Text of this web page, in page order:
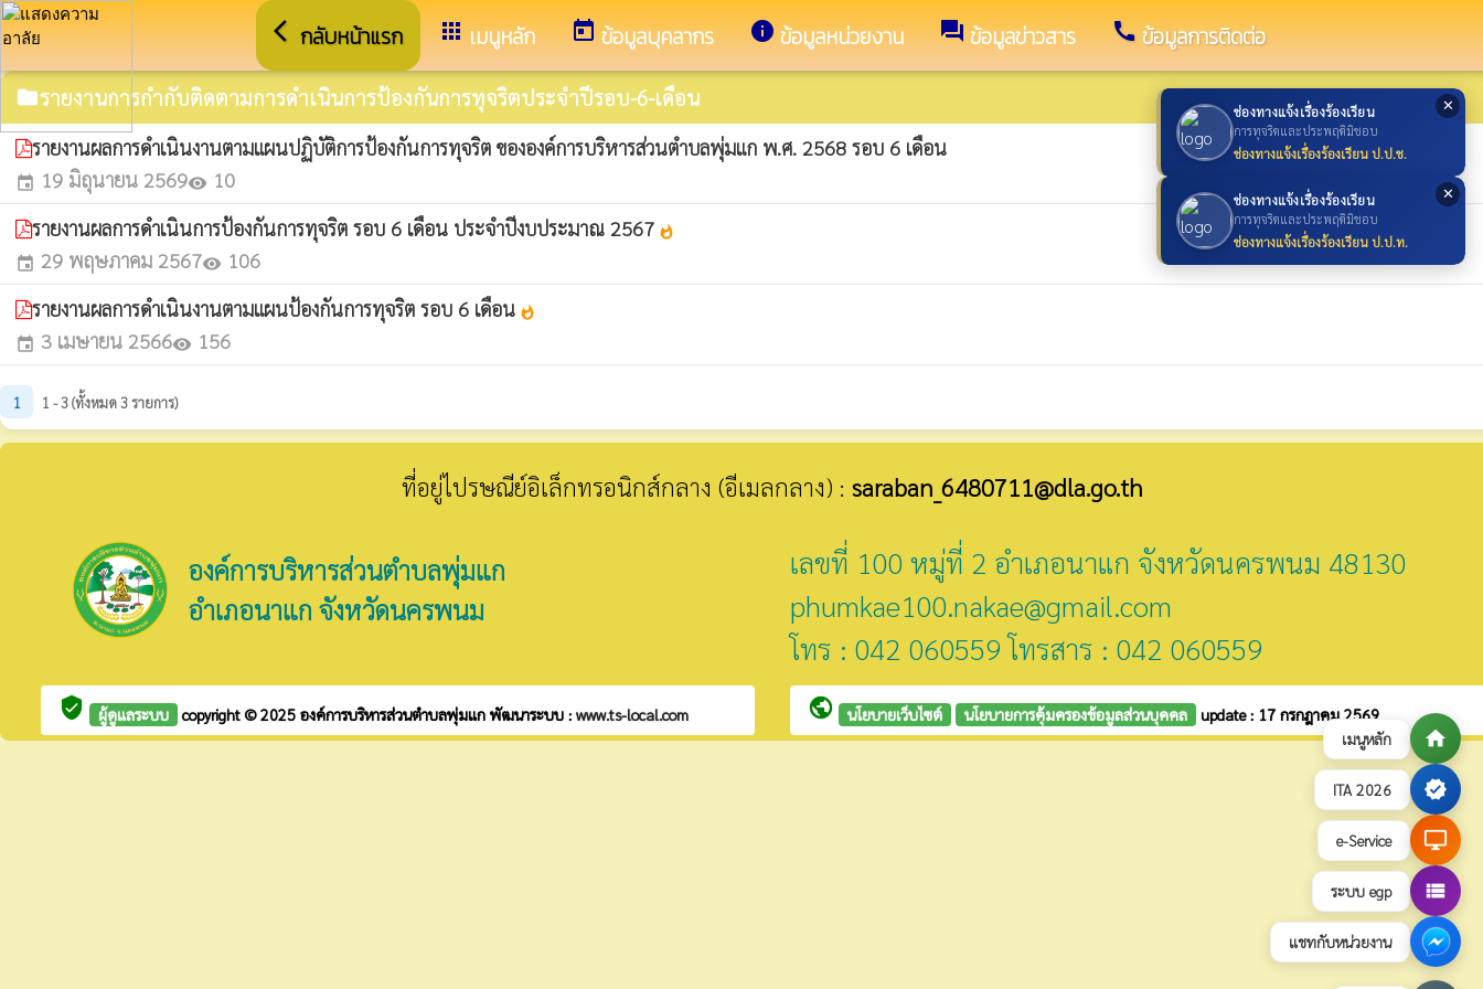
เมนูหลัก home
ITA 2026 verified
e-Service desktop_windows
ระบบ egp view_list
แชทกับหน่วยงาน
✕
ช่องทางแจ้งเรื่องร้องเรียน
การทุจริตและประพฤติมิชอบ
ช่องทางแจ้งเรื่องร้องเรียน ป.ป.ช.
✕
ช่องทางแจ้งเรื่องร้องเรียน
การทุจริตและประพฤติมิชอบ
ช่องทางแจ้งเรื่องร้องเรียน ป.ป.ท.
arrow_back_ios กลับหน้าแรก appsเมนูหลัก todayข้อมูลบุคลากร infoข้อมูลหน่วยงาน forumข้อมูลข่าวสาร callข้อมูลการติดต่อ
folderรายงานการกำกับติดตามการดำเนินการป้องกันการทุจริตประจำปีรอบ-6-เดือน
รายงานผลการดำเนินงานตามแผนปฏิบัติการป้องกันการทุจริต ขององค์การบริหารส่วนตำบลพุ่มแก พ.ศ. 2568 รอบ 6 เดือน
event 19 มิถุนายน 2569visibility 10
รายงานผลการดำเนินการป้องกันการทุจริต รอบ 6 เดือน ประจำปีงบประมาณ 2567 whatshot
event 29 พฤษภาคม 2567visibility 106
รายงานผลการดำเนินงานตามแผนป้องกันการทุจริต รอบ 6 เดือน whatshot
event 3 เมษายน 2566visibility 156
1 1 - 3 (ทั้งหมด 3 รายการ)
ที่อยู่ไปรษณีย์อิเล็กทรอนิกส์กลาง (อีเมลกลาง) : saraban_6480711@dla.go.th
องค์การบริหารส่วนตำบลพุ่มแก
อำเภอนาแก จังหวัดนครพนม
เลขที่ 100 หมู่ที่ 2 อำเภอนาแก จังหวัดนครพนม 48130
phumkae100.nakae@gmail.com
โทร : 042 060559 โทรสาร : 042 060559
verified_user ผู้ดูแลระบบ copyright © 2025 องค์การบริหารส่วนตำบลพุ่มแก พัฒนาระบบ : www.ts-local.com public นโยบายเว็บไซต์ นโยบายการคุ้มครองข้อมูลส่วนบุคคล update : 17 กรกฎาคม 2569